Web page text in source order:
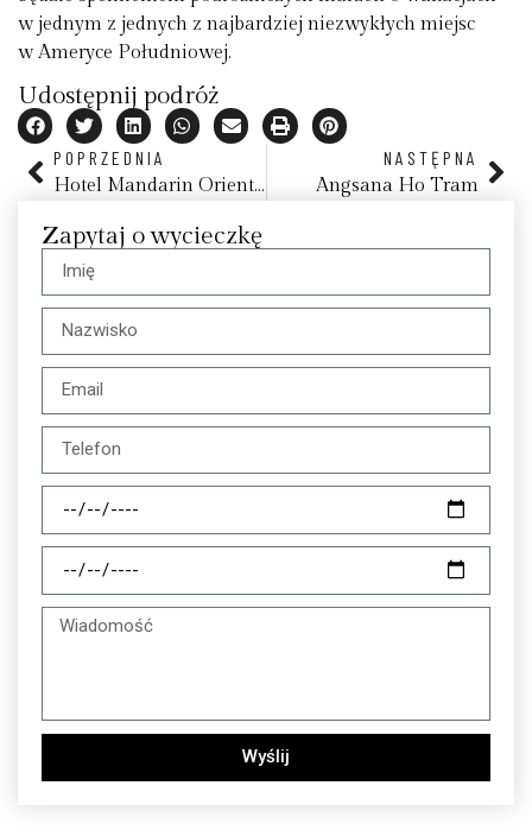
w jednym z jednych z najbardziej niezwykłych miejsc
w Ameryce Południowej.
Udostępnij podróż
POPRZEDNIA
Hotel Mandarin Oriental Santiago
NASTĘPNA
Angsana Ho Tram
Zapytaj o wycieczkę
Wyślij